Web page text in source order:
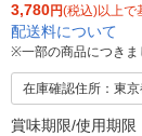
3,780円(税込)以上で
配送料について
※一部の商品につきま
在庫確認住所：東
賞味期限/使用期限